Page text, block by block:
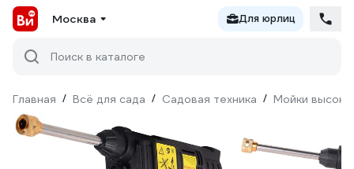
Москва Для юрлиц
Поиск в каталоге
Главная / Всё для сада / Садовая техника / Мойки